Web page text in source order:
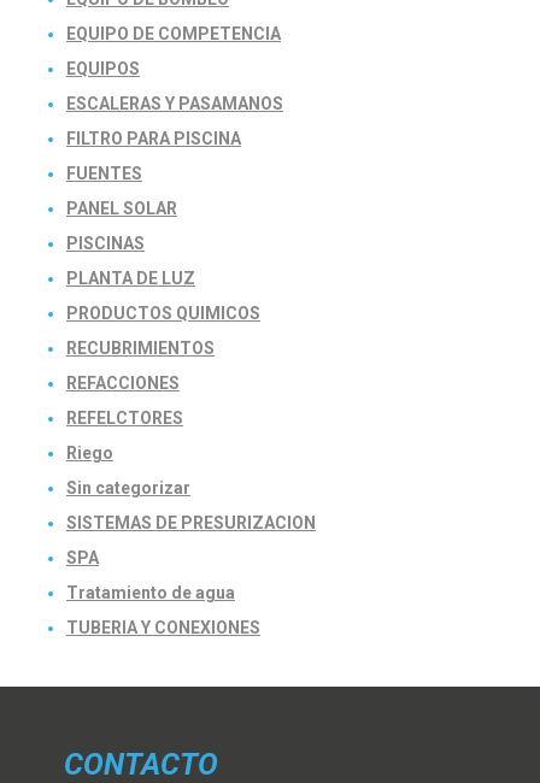
EQUIPO DE COMPETENCIA
EQUIPOS
ESCALERAS Y PASAMANOS
FILTRO PARA PISCINA
FUENTES
PANEL SOLAR
PISCINAS
PLANTA DE LUZ
PRODUCTOS QUIMICOS
RECUBRIMIENTOS
REFACCIONES
REFELCTORES
Riego
Sin categorizar
SISTEMAS DE PRESURIZACION
SPA
Tratamiento de agua
TUBERIA Y CONEXIONES
CONTACTO